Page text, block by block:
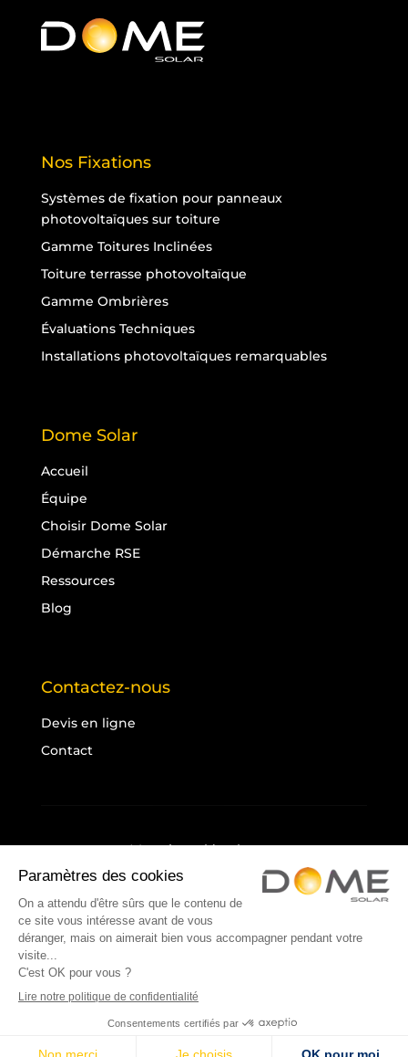
Nos Fixations
Systèmes de fixation pour panneaux
photovoltaïques sur toiture
Gamme Toitures Inclinées
Toiture terrasse photovoltaïque
Gamme Ombrières
Évaluations Techniques
Installations photovoltaïques remarquables
Dome Solar
Accueil
Équipe
Choisir Dome Solar
Démarche RSE
Ressources
Blog
Contactez-nous
Devis en ligne
Contact
Mentions légales
Politique de confidentialité
Cookies
© 2025 Dome Solar